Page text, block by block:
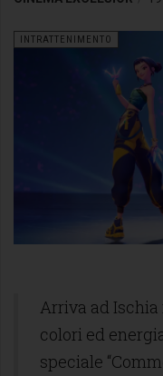
INTRATTENIMENTO
Arriva ad Ischia
colori ed
speciale